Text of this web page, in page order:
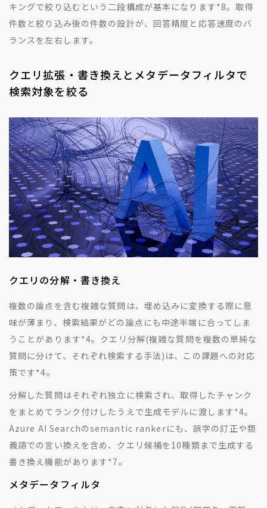
キングで絞り込むという二段構成が基本になります*8。取得
件数と絞り込み後の件数の設計が、回答精度と応答速度のバ
ランスを左右します。
クエリ拡張・書き換えとメタデータフィルタで
検索対象を絞る
クエリの分解・書き換え
複数の論点を含む複雑な質問は、埋め込みに変換する際に意
味が薄まり、検索結果がどの論点にも中途半端に合ってしま
うことがあります*4。クエリ分解(複雑な質問を複数の単純な
質問に分けて、それぞれ検索する手法)は、この課題への対応
策です*4。
分解した質問はそれぞれ独立に検索され、取得したチャンク
をまとめてランク付けしたうえで生成モデルに渡します*4。
Azure AI Searchのsemantic rankerにも、誤字の訂正や類
義語での言い換えを含め、クエリ候補を10種類まで生成する
書き換え機能があります*7。
メタデータフィルタ